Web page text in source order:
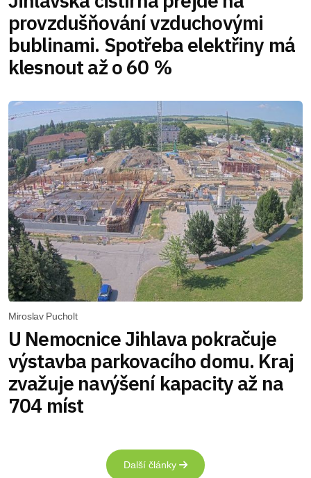
provzdušňování vzduchovými
bublinami. Spotřeba elektřiny má
klesnout až o 60 %
Miroslav Pucholt
U Nemocnice Jihlava pokračuje
výstavba parkovacího domu. Kraj
zvažuje navýšení kapacity až na
704 míst
Další články